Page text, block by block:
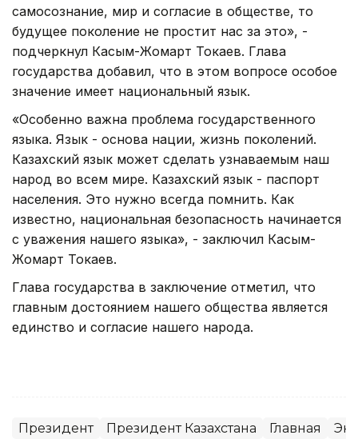
самосознание, мир и согласие в обществе, то
будущее поколение не простит нас за это», -
подчеркнул Касым-Жомарт Токаев. Глава
государства добавил, что в этом вопросе особое
значение имеет национальный язык.
«Особенно важна проблема государственного
языка. Язык - основа нации, жизнь поколений.
Казахский язык может сделать узнаваемым наш
народ во всем мире. Казахский язык - паспорт
населения. Это нужно всегда помнить. Как
известно, национальная безопасность начинается
с уважения нашего языка», - заключил Касым-
Жомарт Токаев.
Глава государства в заключение отметил, что
главным достоянием нашего общества является
единство и согласие нашего народа.
Президент Президент Казахстана Главная